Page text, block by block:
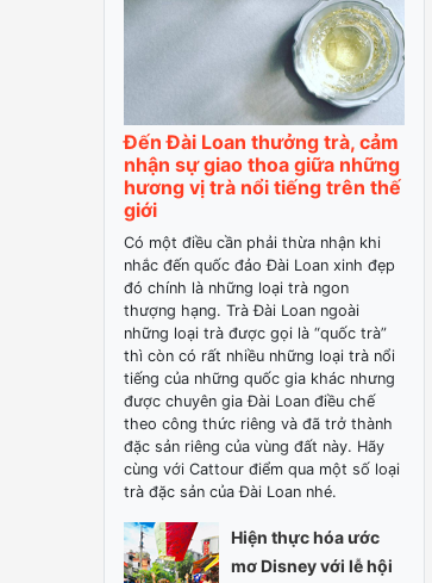
Đến Đài Loan thưởng trà, cảm
nhận sự giao thoa giữa những
hương vị trà nổi tiếng trên thế
giới
Có một điều cần phải thừa nhận khi
nhắc đến quốc đảo Đài Loan xinh đẹp
đó chính là những loại trà ngon
thượng hạng. Trà Đài Loan ngoài
những loại trà được gọi là “quốc trà”
thì còn có rất nhiều những loại trà nổi
tiếng của những quốc gia khác nhưng
được chuyên gia Đài Loan điều chế
theo công thức riêng và đã trở thành
đặc sản riêng của vùng đất này. Hãy
cùng với Cattour điểm qua một số loại
trà đặc sản của Đài Loan nhé.
Hiện thực hóa ước
mơ Disney với lễ hội